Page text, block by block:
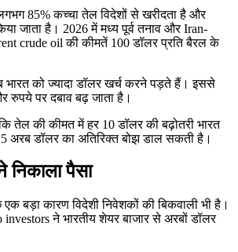
85% कच्चा तेल विदेशों से खरीदता है और
जाता है। 2026 में मध्य पूर्व तनाव और Iran-
crude oil की कीमतें 100 डॉलर प्रति बैरल के
भारत को ज्यादा डॉलर खर्च करने पड़ते हैं। इससे
रुपये पर दबाव बढ़ जाता है।
तेल की कीमत में हर 10 डॉलर की बढ़ोतरी भारत
अरब डॉलर का अतिरिक्त बोझ डाल सकती है।
निकाला पैसा
बड़ा कारण विदेशी निवेशकों की बिकवाली भी है।
investors ने भारतीय शेयर बाजार से अरबों डॉलर